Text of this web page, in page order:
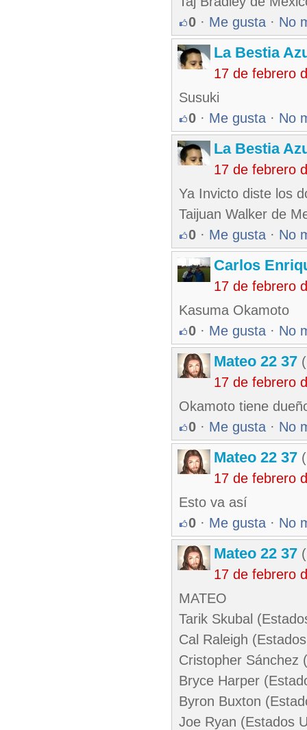
0 · Me gusta · No
La Bestia
17 de febrero
Susuki
0 · Me gusta · No
La Bestia
17 de febrero
Ya Invicto diste los
Taijuan Walker de
0 · Me gusta · No
Carlos
17 de febrero
Kasuma Okamoto
0 · Me gusta · No
Mateo 22 37
17 de febrero
Okamoto tiene
0 · Me gusta · No
Mateo 22 37
17 de febrero
Esto va así
0 · Me gusta · No
Mateo 22 37
17 de febrero
MATEO
Tarik Skubal
Cal Raleigh
Cristopher Sánchez
Bryce Harper
Byron Buxton
Joe Ryan (Estados